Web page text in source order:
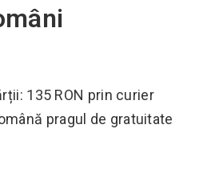
135 RON prin curier
pragul de gratuitate